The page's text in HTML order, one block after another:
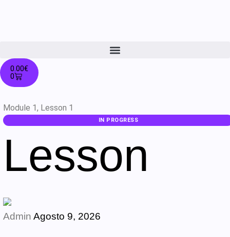
0.00€
0
Module 1, Lesson 1
IN PROGRESS
Lesson
AdminAgosto 9, 2026